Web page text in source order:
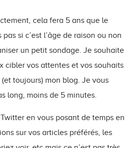
cela fera 5 ans que le
si c’est l’âge de raison ou non
un petit sondage. Je souhaite
cibler vos attentes et vos souhaits
toujours) mon blog. Je vous
long, moins de 5 minutes.
en vous posant de temps en
sur vos articles préférés, les